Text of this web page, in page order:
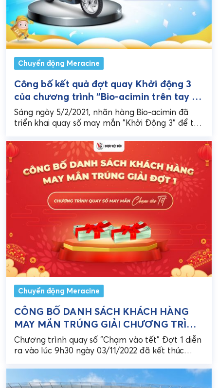
Chuyển động Meracine
Công bố kết quả đợt quay Khởi động 3
của chương trình “Bio-acimin trên tay –
Mở ngay quà khủng”
Sáng ngày 5/2/2021, nhãn hàng Bio-acimin đã
triển khai quay số may mắn "Khởi Động 3" để tìm
Chuyển động Meracine
CÔNG BỐ DANH SÁCH KHÁCH HÀNG
MAY MẮN TRÚNG GIẢI CHƯƠNG TRÌNH
QUAY SỐ MAY MẮN “CHẠM VÀO TẾT”
(ĐỢT 1)
Chương trình quay số "Chạm vào tết" Đợt 1 diễn
ra vào lúc 9h30 ngày 03/11/2022 đã kết thúc